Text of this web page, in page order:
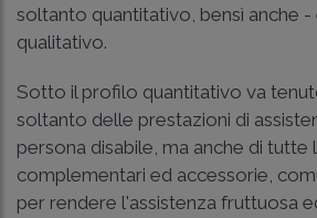
soltanto quantitativo, bensì anche
qualitativo.
Sotto il profilo quantitativo va
soltanto delle prestazioni di
persona disabile, ma anche di tutte
complementari ed accessorie,
per rendere l'assistenza fruttuosa